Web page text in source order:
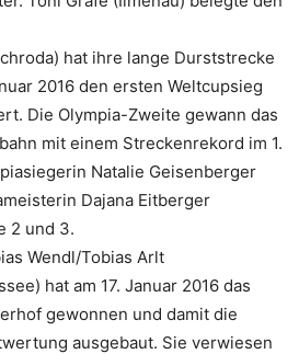
hat ihre lange Durststrecke
2016 den ersten Weltcupsieg
Die Olympia-Zweite gewann das
mit einem Streckenrekord im 1.
Natalie Geisenberger
Dajana Eitberger
2 und 3.
Wendl/Tobias Arlt
hat am 17. Januar 2016 das
gewonnen und damit die
ausgebaut. Sie verwiesen